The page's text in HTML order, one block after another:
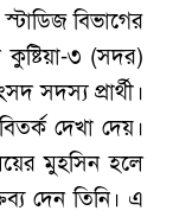
বিভাগের
কুষ্টিয়া-৩ (সদর)
সদস্য প্রার্থী।
দেখা দেয়।
মুহসিন হলে
দেন তিনি। এ